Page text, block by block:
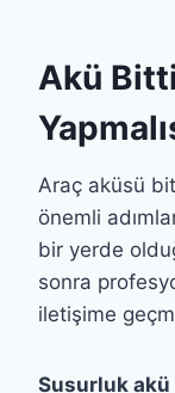
Akü
Araç aküsü
önemli
bir yerde
sonra
iletişime
Susurluk